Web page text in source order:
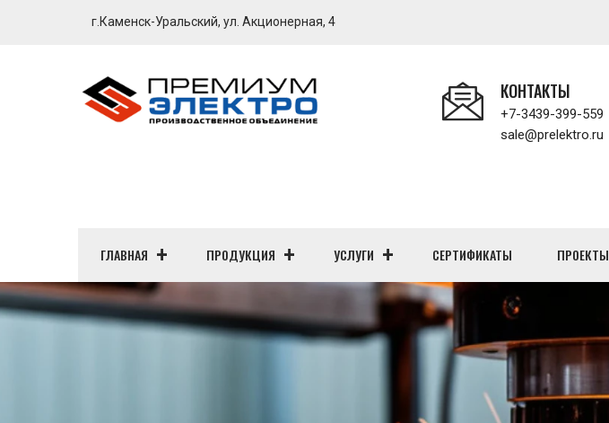
г.Каменск-Уральский, ул. Акционерная, 4
КОНТАКТЫ
+7-3439-399-559
sale@prelektro.ru
ГЛАВНАЯ ПРОДУКЦИЯ УСЛУГИ СЕРТИФИКАТЫ ПРОЕКТЫ